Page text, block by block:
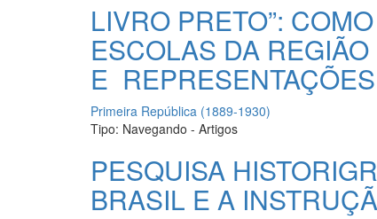
LIVRO PRETO”:
ESCOLAS DA
E
Primeira República (1889-1930)
Tipo: Navegando - Artigos
PESQUISA
BRASIL E A